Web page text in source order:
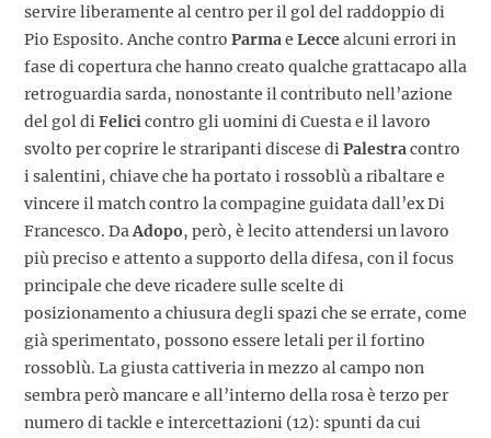
servire liberamente al centro per il gol del raddoppio di
Pio Esposito. Anche contro Parmae Leccealcuni errori in
fase di copertura che hanno creato qualche grattacapo alla
retroguardia sarda, nonostante il contributo nell’azione
del gol diFelicicontro gli uomini di Cuesta e il lavoro
svolto per coprire le straripanti discese diPalestracontro
i salentini, chiave che ha portato i rossoblù a ribaltare e
vincere il match contro la compagine guidata dall’ex Di
Francesco. DaAdopo, però, è lecito attendersi un lavoro
più preciso e attento a supporto della difesa, con il focus
principale che deve ricadere sulle scelte di
posizionamento a chiusura degli spazi che se errate, come
già sperimentato, possono essere letali per il fortino
rossoblù. La giusta cattiveria in mezzo al campo non
sembra però mancare e all’interno della rosa è terzo per
numero di tackle e intercettazioni (12): spunti da cui